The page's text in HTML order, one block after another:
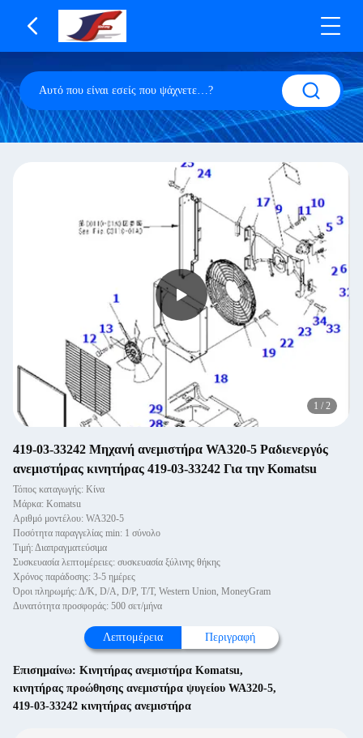
1 / 2
419-03-33242 Μηχανή ανεμιστήρα WA320-5 Ραδιενεργός
ανεμιστήρας κινητήρας 419-03-33242 Για την Komatsu
Τόπος καταγωγής: Κίνα
Μάρκα: Komatsu
Αριθμό μοντέλου: WA320-5
Ποσότητα παραγγελίας min: 1 σύνολο
Τιμή: Διαπραγματεύσιμα
Συσκευασία λεπτομέρειες: συσκευασία ξύλινης θήκης
Χρόνος παράδοσης: 3-5 ημέρες
Όροι πληρωμής: Δ/Κ, D/Α, D/P, T/T, Western Union, MoneyGram
Δυνατότητα προσφοράς: 500 σετ/μήνα
Λεπτομέρεια Περιγραφή
Επισημαίνω: Κινητήρας ανεμιστήρα Komatsu,
κινητήρας προώθησης ανεμιστήρα ψυγείου WA320-5,
419-03-33242 κινητήρας ανεμιστήρα